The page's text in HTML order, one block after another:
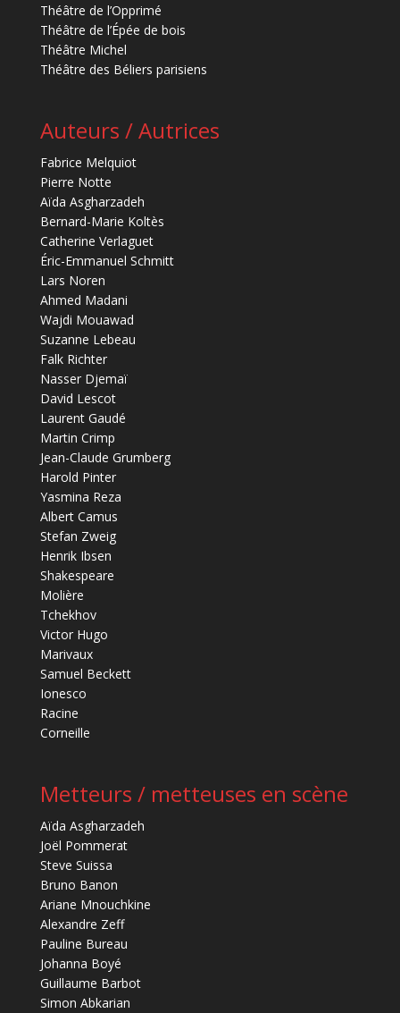
Théâtre de l’Opprimé
Théâtre de l’Épée de bois
Théâtre Michel
Théâtre des Béliers parisiens
Auteurs / Autrices
Fabrice Melquiot
Pierre Notte
Aïda Asgharzadeh
Bernard-Marie Koltès
Catherine Verlaguet
Éric-Emmanuel Schmitt
Lars Noren
Ahmed Madani
Wajdi Mouawad
Suzanne Lebeau
Falk Richter
Nasser Djemaï
David Lescot
Laurent Gaudé
Martin Crimp
Jean-Claude Grumberg
Harold Pinter
Yasmina Reza
Albert Camus
Stefan Zweig
Henrik Ibsen
Shakespeare
Molière
Tchekhov
Victor Hugo
Marivaux
Samuel Beckett
Ionesco
Racine
Corneille
Metteurs / metteuses en scène
Aïda Asgharzadeh
Joël Pommerat
Steve Suissa
Bruno Banon
Ariane Mnouchkine
Alexandre Zeff
Pauline Bureau
Johanna Boyé
Guillaume Barbot
Simon Abkarian